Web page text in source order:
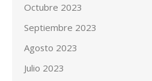
Octubre 2023
Septiembre 2023
Agosto 2023
Julio 2023